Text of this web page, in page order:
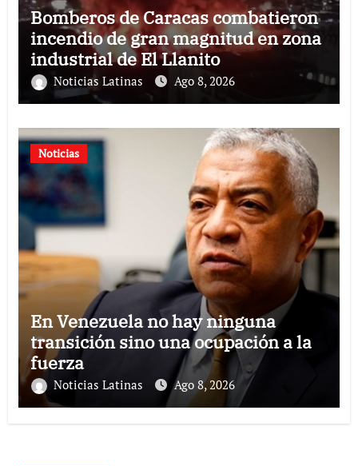
Bomberos de Caracas combatieron
incendio de gran magnitud en zona
industrial de El Llanito
Noticias Latinas Ago 8, 2026
Noticias
En Venezuela no hay ninguna
transición sino una ocupación a la
fuerza
Noticias Latinas Ago 8, 2026